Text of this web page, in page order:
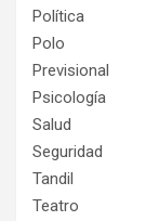
Política
Polo
Previsional
Psicología
Salud
Seguridad
Tandil
Teatro